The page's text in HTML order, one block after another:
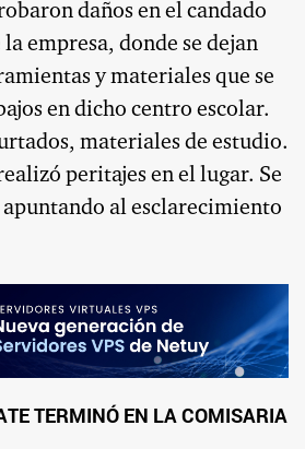
daños en el candado
empresa, donde se dejan
y materiales que se
en dicho centro escolar.
materiales de estudio.
peritajes en el lugar. Se
al esclarecimiento
TERMINÓ EN LA COMISARIA